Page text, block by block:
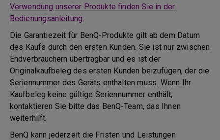
Verwendung unserer Produkte finden Sie in der
Bedienungsanleitung.
Die Garantiezeit für BenQ-Produkte gilt ab dem Datum
des Kaufs durch den ersten Kunden. Sie ist nur zwischen
Endverbrauchern übertragbar und es ist der
Originalkaufbeleg des ersten Kunden beizufügen, der die
Seriennummer des Geräts enthalten muss. Wenn Ihr
Kaufbeleg keine gültige Seriennummer enthält,
kontaktieren Sie bitte das BenQ-Team, das Ihnen
weiterhilft.
BenQ kann jederzeit die Fristen und Leistungen